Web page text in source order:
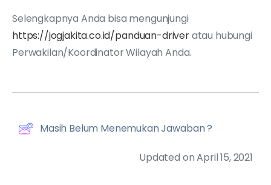
Selengkapnya Anda bisa mengunjungi
https://jogjakita.co.id/panduan-driveratau hubungi
Perwakilan/Koordinator Wilayah Anda.
Masih Belum Menemukan Jawaban ?
Updated on April 15, 2021